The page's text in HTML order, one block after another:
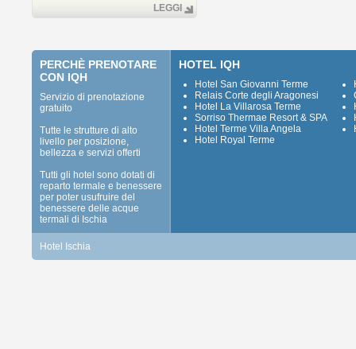
LEGGI
PERCHÈ PRENOTARE
CON IQH
Servizio di prenotazione
gratuito
Tutte le strutture di alto
livello per posizione,
bellezza e servizi offerti
Tutti gli hotel sono dotati di
reparto termale e benessere
per poter usufruire del
benessere delle acque
termali di Ischia
HOTEL IQH
Hotel San Giovanni Terme
Relais Corte degli Aragonesi
Hotel La Villarosa Terme
Sorriso Thermae Resort & SPA
Hotel Terme Villa Angela
Hotel Royal Terme
Hotel Ischia